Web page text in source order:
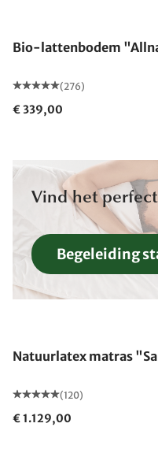
Bio-lattenbodem
(276)
€ 339,00
Vind het
Begeleiding
Natuurlatex matras
(120)
€ 1.129,00